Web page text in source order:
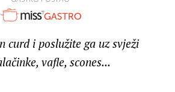
curd i poslužite ga uz svježi
vafle, scones...